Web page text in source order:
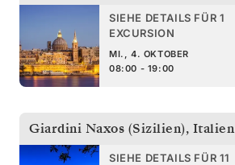
SIEHE DETAILS FÜR 1
EXCURSION
MI., 4. OKTOBER
08:00 - 19:00
Giardini Naxos (Sizilien), Italien
SIEHE DETAILS FÜR 11